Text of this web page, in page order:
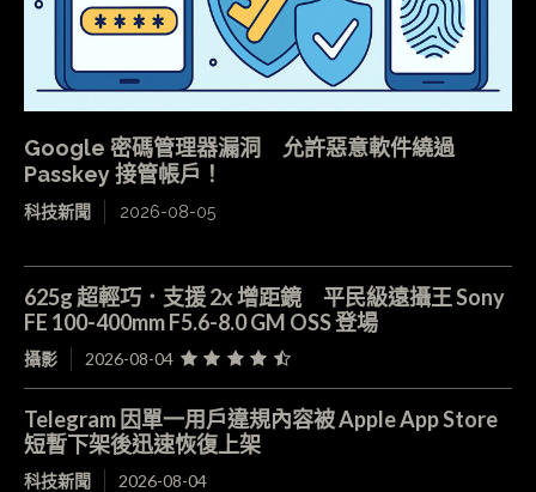
Google 密碼管理器漏洞 允許惡意軟件繞過
Passkey 接管帳戶！
科技新聞 2026-08-05
625g 超輕巧．支援 2x 增距鏡 平民級遠攝王 Sony
FE 100-400mm F5.6-8.0 GM OSS 登場
攝影 2026-08-04
Telegram 因單一用戶違規內容被 Apple App Store
短暫下架後迅速恢復上架
科技新聞 2026-08-04